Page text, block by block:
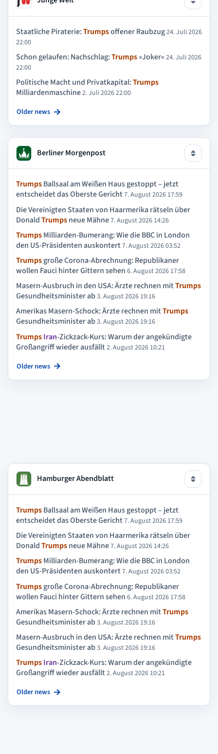
Staatliche Piraterie:Trumpsoffener Raubzug24. Juli 2026
22:00
Schon gelaufen: Nachschlag:Trumps»Joker« 24. Juli 2026
22:00
Politische Macht und Privatkapital:Trumps
Milliardenmaschine2. Juli 2026 22:00
Older news
Berliner Morgenpost
TrumpsBallsaal am Weißen Haus gestoppt – jetzt
entscheidet das Oberste Gericht7. August 2026 17:59
Die Vereinigten Staaten von Haarmerika rätseln über
DonaldTrumpsneue Mähne7. August 2026 14:26
TrumpsMilliarden-Bumerang: Wie die BBC in London
den US-Präsidenten auskontert7. August 2026 03:52
Trumpsgroße Corona-Abrechnung: Republikaner
wollen Fauci hinter Gittern sehen 6. August 2026 17:58
Masern-Ausbruch in den USA: Ärzte rechnen mitTrumps
Gesundheitsminister ab3. August 2026 19:16
Amerikas Masern-Schock: Ärzte rechnen mitTrumps
Gesundheitsminister ab3. August 2026 19:16
TrumpsIran-Zickzack-Kurs: Warum der angekündigte
Großangriff wieder ausfällt2. August 2026 10:21
Older news
Hamburger Abendblatt
TrumpsBallsaal am Weißen Haus gestoppt – jetzt
entscheidet das Oberste Gericht7. August 2026 17:59
Die Vereinigten Staaten von Haarmerika rätseln über
DonaldTrumpsneue Mähne7. August 2026 14:26
TrumpsMilliarden-Bumerang: Wie die BBC in London
den US-Präsidenten auskontert7. August 2026 03:52
Trumpsgroße Corona-Abrechnung: Republikaner
wollen Fauci hinter Gittern sehen 6. August 2026 17:58
Amerikas Masern-Schock: Ärzte rechnen mitTrumps
Gesundheitsminister ab3. August 2026 19:16
Masern-Ausbruch in den USA: Ärzte rechnen mitTrumps
Gesundheitsminister ab3. August 2026 19:16
TrumpsIran-Zickzack-Kurs: Warum der angekündigte
Großangriff wieder ausfällt2. August 2026 10:21
Older news